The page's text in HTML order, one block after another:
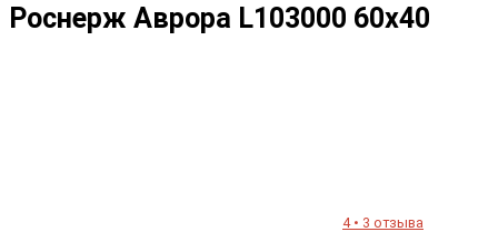
Роснерж Аврора L103000 60x40
4 • 3 отзыва